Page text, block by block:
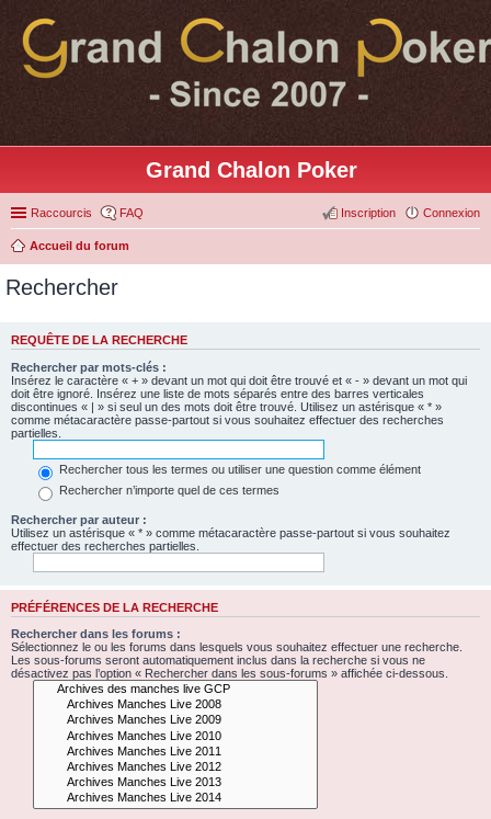
Grand Chalon Poker
Raccourcis FAQ Connexion
Inscription
Accueil du forum
Rechercher
REQUÊTE DE LA RECHERCHE
Rechercher par mots-clés :
Insérez le caractère « + » devant un mot qui doit être trouvé et « - » devant un mot qui
doit être ignoré. Insérez une liste de mots séparés entre des barres verticales
discontinues « | » si seul un des mots doit être trouvé. Utilisez un astérisque « * »
comme métacaractère passe-partout si vous souhaitez effectuer des recherches
partielles.
Rechercher tous les termes ou utiliser une question comme élément
Rechercher n’importe quel de ces termes
Rechercher par auteur :
Utilisez un astérisque « * » comme métacaractère passe-partout si vous souhaitez
effectuer des recherches partielles.
PRÉFÉRENCES DE LA RECHERCHE
Rechercher dans les forums :
Sélectionnez le ou les forums dans lesquels vous souhaitez effectuer une recherche.
Les sous-forums seront automatiquement inclus dans la recherche si vous ne
désactivez pas l’option « Rechercher dans les sous-forums » affichée ci-dessous.